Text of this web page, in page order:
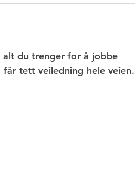
alt du trenger for å jobbe
tett veiledning hele veien.